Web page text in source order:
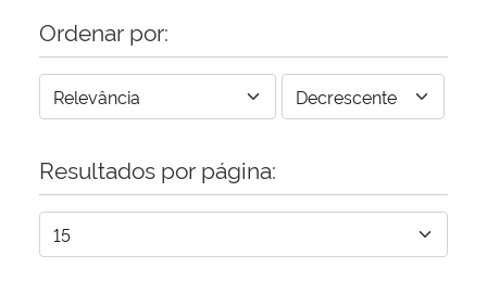
Advocacia-Geral da União
Banco Central do Brasil
Planalto
Ordenar por:
Resultados por página: